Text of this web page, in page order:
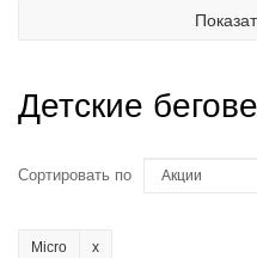
Детские
Сортировать по
Micro